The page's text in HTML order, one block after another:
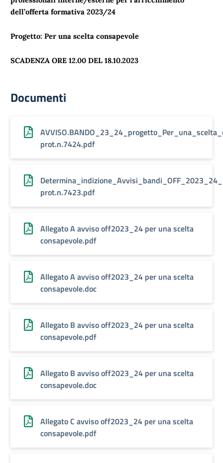
dell’offerta formativa 2023/24
Progetto: Per una scelta consapevole
SCADENZA ORE 12.00 DEL 18.10.2023
Documenti
prot.n.7424.pdf
prot.n.7423.pdf
Allegato A avviso off2023_24 per una scelta
consapevole.pdf
Allegato A avviso off2023_24 per una scelta
consapevole.doc
Allegato B avviso off2023_24 per una scelta
consapevole.pdf
Allegato B avviso off2023_24 per una scelta
consapevole.doc
Allegato C avviso off2023_24 per una scelta
consapevole.pdf